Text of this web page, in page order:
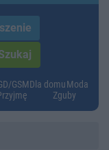
GSMDla domuModa
Zguby